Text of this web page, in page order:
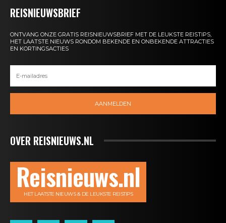
REISNIEUWSBRIEF
ONTVANG ONZE GRATIS REISNIEUWSBRIEF MET DE LEUKSTE REISTIPS,
HET LAATSTE NIEUWS RONDOM BEKENDE EN ONBEKENDE ATTRACTIES
EN KORTINGSACTIES
AANMELDEN
OVER REISNIEUWS.NL
Reisnieuws.nl
HET LAATSTE NIEUWS & DE LEUKSTE REISTIPS